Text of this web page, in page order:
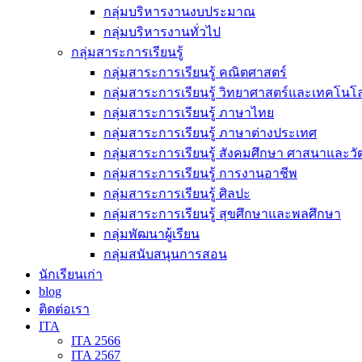
กลุ่มบริหารงานงบประมาณ
กลุ่มบริหารงานทั่วไป
กลุ่มสาระการเรียนรู้
กลุ่มสาระการเรียนรู้ คณิตศาสตร์
กลุ่มสาระการเรียนรู้ วิทยาศาสตร์และเทคโนโ
กลุ่มสาระการเรียนรู้ ภาษาไทย
กลุ่มสาระการเรียนรู้ ภาษาต่างประเทศ
กลุ่มสาระการเรียนรู้ สังคมศึกษา ศาสนาและ
กลุ่มสาระการเรียนรู้ การงานอาชีพ
กลุ่มสาระการเรียนรู้ ศิลปะ
กลุ่มสาระการเรียนรู้ สุขศึกษาและพลศึกษา
กลุ่มพัฒนาผู้เรียน
กลุ่มสนับสนุนการสอน
นักเรียนเก่า
blog
ติดต่อเรา
ITA
ITA 2566
ITA 2567